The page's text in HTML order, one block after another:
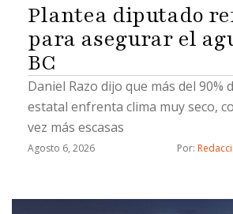
Plantea diputado
para asegurar el
BC
Daniel Razo dijo que más del
estatal enfrenta clima muy seco,
vez más escasas
Agosto 6, 2026 Por: